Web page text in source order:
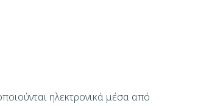
ηλεκτρονικά μέσα από